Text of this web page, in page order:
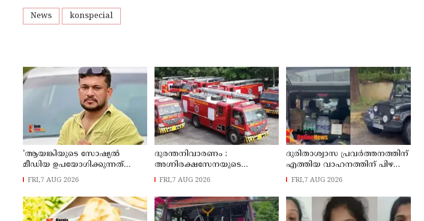
News konspecial
'ആയങ്കിയുടെ സോഷ്യൽ
മീഡിയ ഉപയോഗിക്കുന്നത്
മറ്റൊരാൾ? 'അർജുൻ
ആയങ്കിയെ പൂട്ടാനൊരുങ്ങി
പൊലീസ്'; കൊച്ചിയിൽ വ്യാപക
പരിശോധന
FRI,7 AUG 2026
ദുരന്തനിവാരണം :
അഗ്നിരക്ഷസേനയുടെ
വിപുലീകരണത്തിനും
ആധുനികവത്കരണത്തിനുമായി
64.21 കോടി രൂപ കൂടി
അനുവദിച്ചു
FRI,7 AUG 2026
ദുരിതാശ്വാസ പ്രവർത്തനത്തിന്
എത്തിയ വാഹനത്തിന് പിഴ
ചുമത്തി; എംവിഡി
ഉദ്യോഗസ്ഥന് സസ്പെൻഷൻ
FRI,7 AUG 2026